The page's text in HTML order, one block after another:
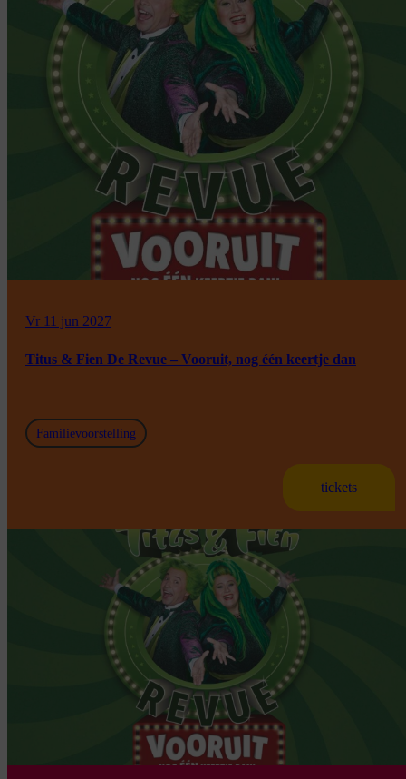
Vr 11 jun 2027
Titus & Fien De Revue – Vooruit, nog één keertje dan
Familievoorstelling
tickets